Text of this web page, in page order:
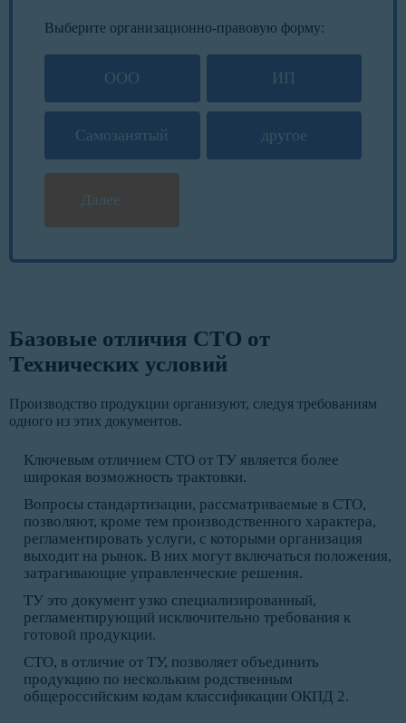
Выберите организационно-правовую форму:
ООО ИП
Самозанятый другое
Далее
Базовые отличия СТО от
Технических условий
Производство продукции организуют, следуя требованиям
одного из этих документов.
Ключевым отличием СТО от ТУ является более
широкая возможность трактовки.
Вопросы стандартизации, рассматриваемые в СТО,
позволяют, кроме тем производственного характера,
регламентировать услуги, с которыми организация
выходит на рынок. В них могут включаться положения,
затрагивающие управленческие решения.
ТУ это документ узко специализированный,
регламентирующий исключительно требования к
готовой продукции.
СТО, в отличие от ТУ, позволяет объединить
продукцию по нескольким родственным
общероссийским кодам классификации ОКПД 2.